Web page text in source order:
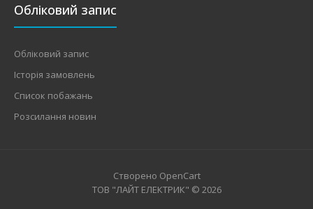
Обліковий запис
Обліковий запис
Історія замовлень
Список побажань
Розсилання новин
Створено OpenCart
ТОВ "ЛАЙТ ЕЛЕКТРИК" © 2026